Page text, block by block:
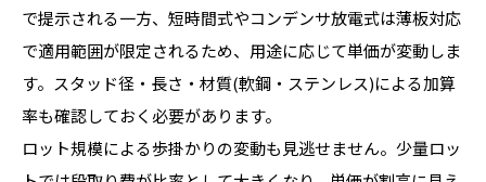
で提示される一方、短時間式やコンデンサ放電式は薄板対応
で適用範囲が限定されるため、用途に応じて単価が変動しま
す。スタッド径・長さ・材質(軟鋼・ステンレス)による加算
率も確認しておく必要があります。
ロット規模による歩掛かりの変動も見逃せません。少量ロッ